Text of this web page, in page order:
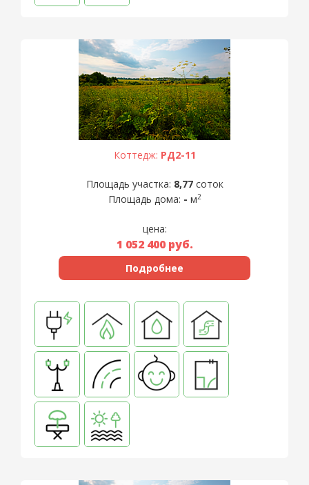
Коттедж: РД2-11
Площадь участка: 8,77соток
Площадь дома: - м2
цена:
1 052 400руб.
Подробнее